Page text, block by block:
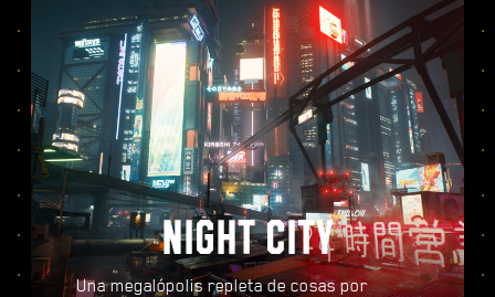
que todo el mundo quiere hacerse.
NIGHT CITY
Una megalópolis repleta de cosas por